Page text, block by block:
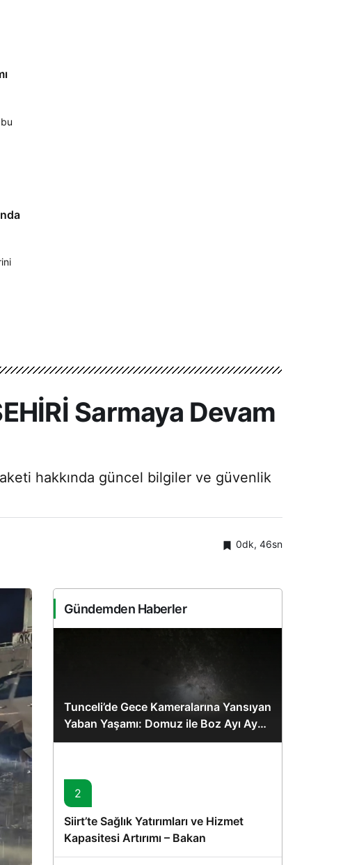
Sarmaya Devam
hakkında güncel bilgiler ve güvenlik
0dk, 46sn
Gündemden Haberler
Tunceli’de Gece Kameralarına Yansıyan
Yaban Yaşamı: Domuz ile Boz Ayı Aynı
Karede
2
Siirt’te Sağlık Yatırımları ve Hizmet
Kapasitesi Artırımı – Bakan
Memişoğlu’nun Ziyareti